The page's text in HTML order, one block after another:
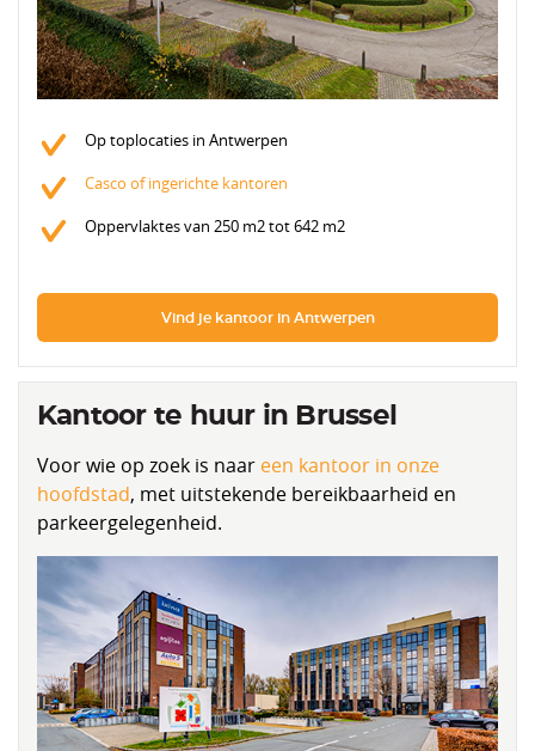
Op toplocaties in Antwerpen
Casco of ingerichte kantoren
Oppervlaktes van 250 m2 tot 642 m2
Vind je kantoor in Antwerpen
Kantoor te huur in Brussel
Voor wie op zoek is naar een kantoor in onze
hoofdstad, met uitstekende bereikbaarheid en
parkeergelegenheid.